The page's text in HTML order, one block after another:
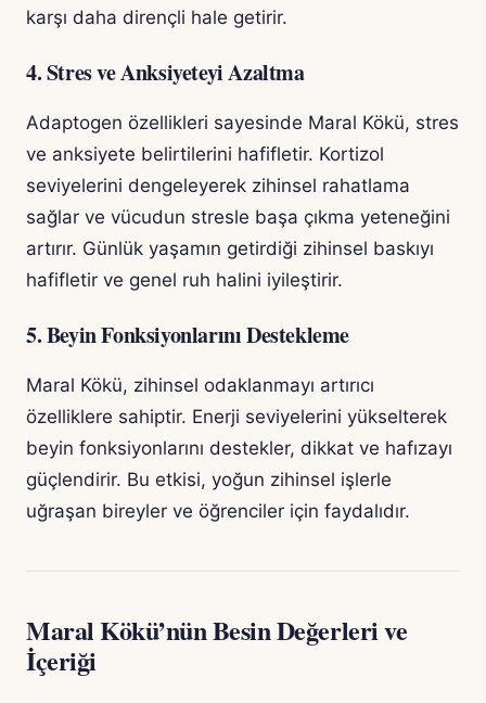
karşı daha dirençli hale getirir.
4. Stres ve Anksiyeteyi Azaltma
Adaptogen özellikleri sayesinde Maral Kökü, stres
ve anksiyete belirtilerini hafifletir. Kortizol
seviyelerini dengeleyerek zihinsel rahatlama
sağlar ve vücudun stresle başa çıkma yeteneğini
artırır. Günlük yaşamın getirdiği zihinsel baskıyı
hafifletir ve genel ruh halini iyileştirir.
5. Beyin Fonksiyonlarını Destekleme
Maral Kökü, zihinsel odaklanmayı artırıcı
özelliklere sahiptir. Enerji seviyelerini yükselterek
beyin fonksiyonlarını destekler, dikkat ve hafızayı
güçlendirir. Bu etkisi, yoğun zihinsel işlerle
uğraşan bireyler ve öğrenciler için faydalıdır.
Maral Kökü’nün Besin Değerleri ve
İçeriği